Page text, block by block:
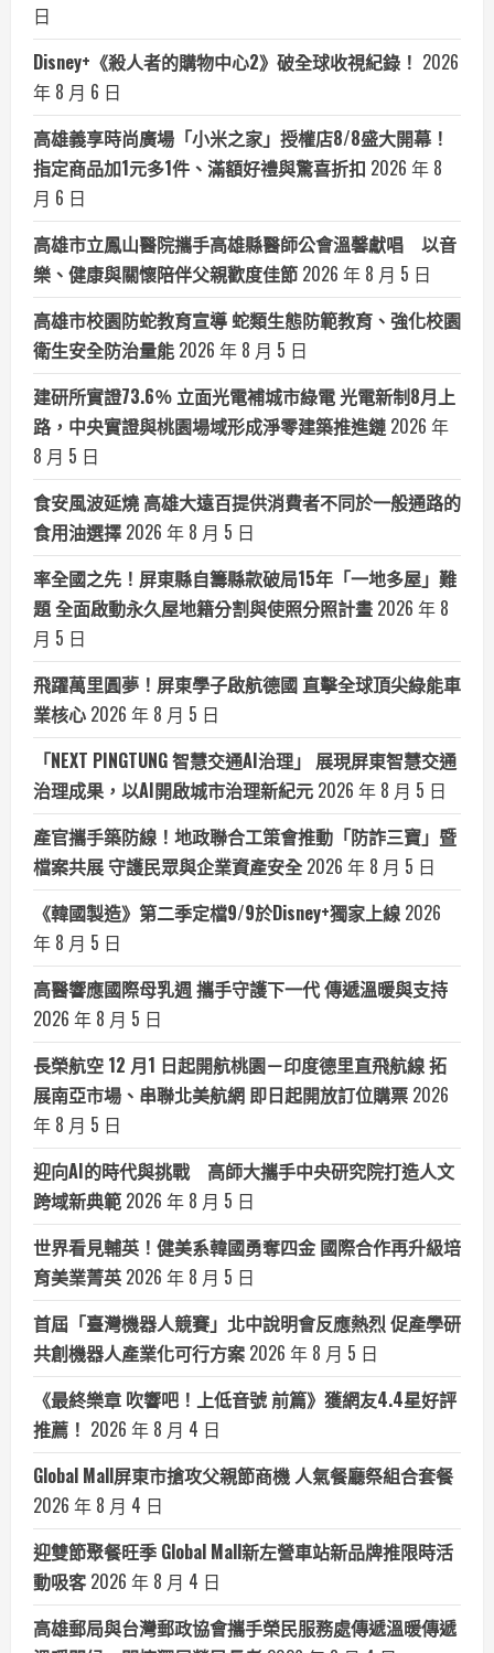
日
Disney+《殺人者的購物中心2》破全球收視紀錄！ 2026
年 8 月 6 日
高雄義享時尚廣場「小米之家」授權店8/8盛大開幕！
指定商品加1元多1件、滿額好禮與驚喜折扣 2026 年 8
月 6 日
高雄市立鳳山醫院攜手高雄縣醫師公會溫馨獻唱 以音
樂、健康與關懷陪伴父親歡度佳節 2026 年 8 月 5 日
高雄市校園防蛇教育宣導 蛇類生態防範教育、強化校園
衛生安全防治量能 2026 年 8 月 5 日
建研所實證73.6％ 立面光電補城市綠電 光電新制8月上
路，中央實證與桃園場域形成淨零建築推進鏈 2026 年
8 月 5 日
食安風波延燒 高雄大遠百提供消費者不同於一般通路的
食用油選擇 2026 年 8 月 5 日
率全國之先！屏東縣自籌縣款破局15年「一地多屋」難
題 全面啟動永久屋地籍分割與使照分照計畫 2026 年 8
月 5 日
飛躍萬里圓夢！屏東學子啟航德國 直擊全球頂尖綠能車
業核心 2026 年 8 月 5 日
「NEXT PINGTUNG 智慧交通AI治理」 展現屏東智慧交通
治理成果，以AI開啟城市治理新紀元 2026 年 8 月 5 日
產官攜手築防線！地政聯合工策會推動「防詐三寶」暨
檔案共展 守護民眾與企業資產安全 2026 年 8 月 5 日
《韓國製造》第二季定檔9/9於Disney+獨家上線 2026
年 8 月 5 日
高醫響應國際母乳週 攜手守護下一代 傳遞溫暖與支持
2026 年 8 月 5 日
長榮航空 12 月1 日起開航桃園－印度德里直飛航線 拓
展南亞市場、串聯北美航網 即日起開放訂位購票 2026
年 8 月 5 日
迎向AI的時代與挑戰 高師大攜手中央研究院打造人文
跨域新典範 2026 年 8 月 5 日
世界看見輔英！健美系韓國勇奪四金 國際合作再升級培
育美業菁英 2026 年 8 月 5 日
首屆「臺灣機器人競賽」北中說明會反應熱烈 促產學研
共創機器人產業化可行方案 2026 年 8 月 5 日
《最終樂章 吹響吧！上低音號 前篇》獲網友4.4星好評
推薦！ 2026 年 8 月 4 日
Global Mall屏東市搶攻父親節商機 人氣餐廳祭組合套餐
2026 年 8 月 4 日
迎雙節聚餐旺季 Global Mall新左營車站新品牌推限時活
動吸客 2026 年 8 月 4 日
高雄郵局與台灣郵政協會攜手榮民服務處傳遞溫暖傳遞